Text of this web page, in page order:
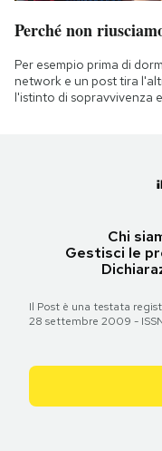
Perché non
Per esempio prima di
network e un post tira
l'istinto di sopravvivenza
Chi
Gestisci le
Il Post è una testata
28 settembre 2009 -